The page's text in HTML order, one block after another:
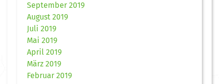
September 2019
August 2019
Juli 2019
Mai 2019
April 2019
März 2019
Februar 2019